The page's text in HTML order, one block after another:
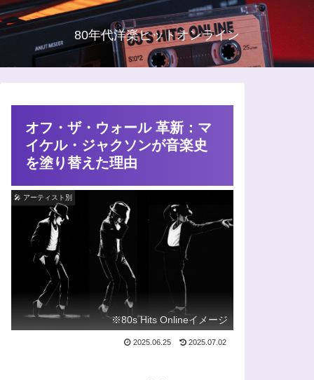
80年代洋楽ヒットオンライン
オフ・ザ・ウォール 革新：マ
イケル・ジャクソンが音楽史
を塗り替えた理由
🎤 アーティスト別
※80s Hits Onlineイメージ
2025.06.25 2025.07.02